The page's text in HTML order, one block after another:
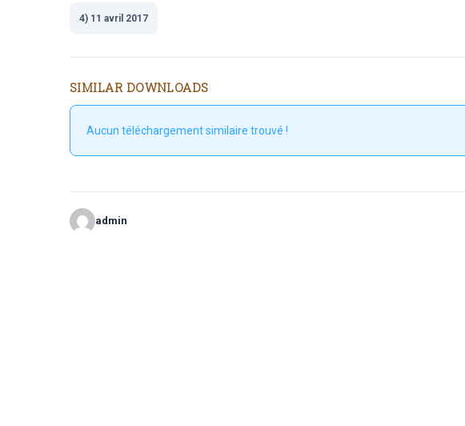
4) 11 avril 2017
SIMILAR DOWNLOADS
Aucun téléchargement similaire trouvé !
admin